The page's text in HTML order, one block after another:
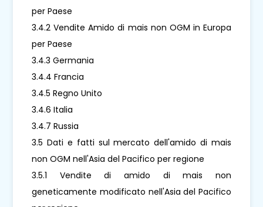
per Paese
3.4.2 Vendite Amido di mais non OGM in Europa
per Paese
3.4.3 Germania
3.4.4 Francia
3.4.5 Regno Unito
3.4.6 Italia
3.4.7 Russia
3.5 Dati e fatti sul mercato dell'amido di mais
non OGM nell'Asia del Pacifico per regione
3.5.1 Vendite di amido di mais non
geneticamente modificato nell'Asia del Pacifico